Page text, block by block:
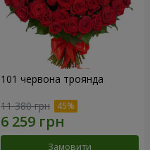
101 червона троянда
11 380 грн
Замовити